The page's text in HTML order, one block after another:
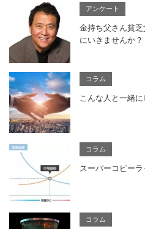
アンケート
金持ち父さん貧
にいきませんか？
コラム
こんな人と一緒
コラム
スーパーコピー
コラム